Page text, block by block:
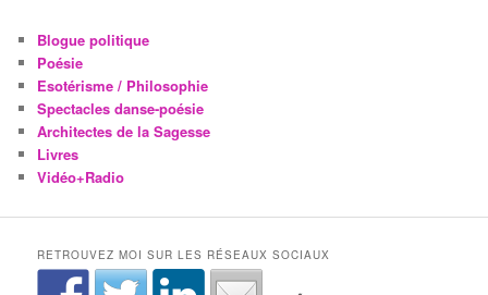
Blogue politique
Poésie
Esotérisme / Philosophie
Spectacles danse-poésie
Architectes de la Sagesse
Livres
Vidéo+Radio
RETROUVEZ MOI SUR LES RÉSEAUX SOCIAUX